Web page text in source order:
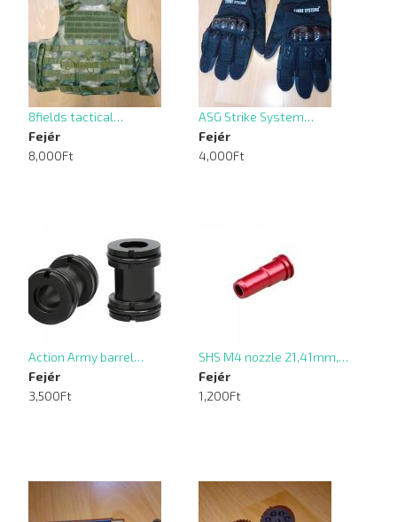
8fields tactical…
Fejér
8,000Ft
ASG Strike System…
Fejér
4,000Ft
Action Army barrel…
Fejér
3,500Ft
SHS M4 nozzle 21,41mm,…
Fejér
1,200Ft